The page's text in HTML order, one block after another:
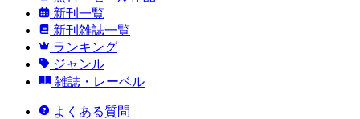
新刊一覧
新刊雑誌一覧
ランキング
ジャンル
雑誌・レーベル
よくある質問